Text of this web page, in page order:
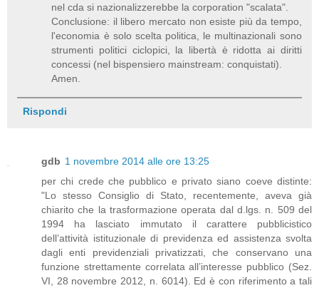
nel cda si nazionalizzerebbe la corporation "scalata".
Conclusione: il libero mercato non esiste più da tempo,
l'economia è solo scelta politica, le multinazionali sono
strumenti politici ciclopici, la libertà è ridotta ai diritti
concessi (nel bispensiero mainstream: conquistati).
Amen.
Rispondi
gdb 1 novembre 2014 alle ore 13:25
per chi crede che pubblico e privato siano coeve distinte:
"Lo stesso Consiglio di Stato, recentemente, aveva già
chiarito che la trasformazione operata dal d.lgs. n. 509 del
1994 ha lasciato immutato il carattere pubblicistico
dell’attività istituzionale di previdenza ed assistenza svolta
dagli enti previdenziali privatizzati, che conservano una
funzione strettamente correlata all’interesse pubblico (Sez.
VI, 28 novembre 2012, n. 6014). Ed è con riferimento a tali